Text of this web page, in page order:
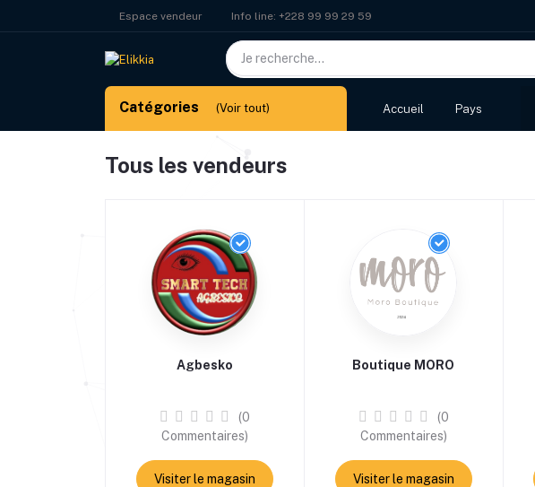
Espace vendeur Info line: +228 99 99 29 59
Catégories (Voir tout) Accueil Pays
Tous les vendeurs
Agbesko
(0
Commentaires)
Visiter le magasin
Boutique MORO
(0
Commentaires)
Visiter le magasin